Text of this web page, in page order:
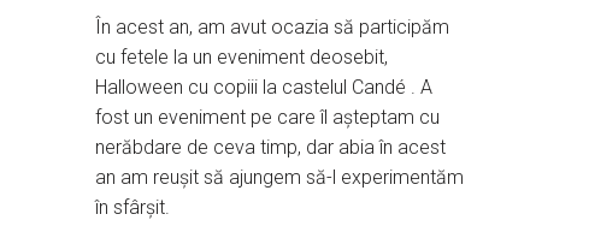
În acest an, am avut ocazia să participăm
cu fetele la un eveniment deosebit,
Halloween cu copiii la castelul Candé . A
fost un eveniment pe care îl așteptam cu
nerăbdare de ceva timp, dar abia în acest
an am reușit să ajungem să-l experimentăm
în sfârșit.